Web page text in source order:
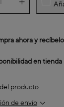
ahora y
en tienda
producto
de envío